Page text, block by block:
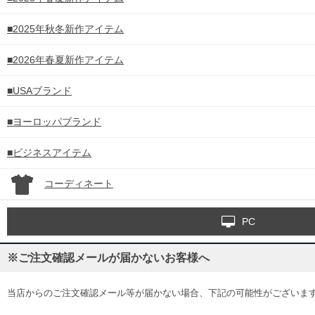
■2025年秋冬新作アイテム
■2026年春夏新作アイテム
■USAブランド
■ヨーロッパブランド
■ビジネスアイテム
コーディネート
PC
※ご注文確認メールが届かないお客様へ
当店からのご注文確認メール等が届かない場合、下記の可能性がございま